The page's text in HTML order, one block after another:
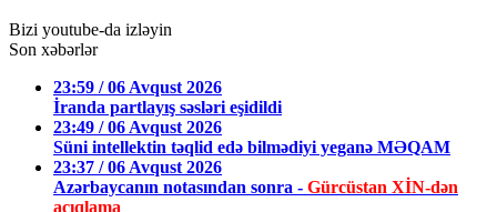
Bizi youtube-da izləyin
Son xəbərlər
23:59 / 06 Avqust 2026
İranda partlayış səsləri eşidildi
23:49 / 06 Avqust 2026
Süni intellektin təqlid edə bilmədiyi yeganə MƏQAM
23:37 / 06 Avqust 2026
Azərbaycanın notasından sonra - Gürcüstan XİN-dən
açıqlama